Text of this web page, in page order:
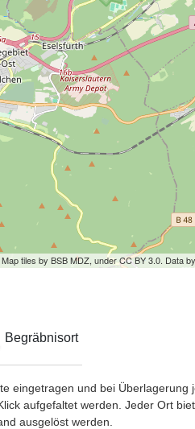
tiles by BSB MDZ, under CC BY 3.0. Data
Begräbnisort
eingetragen und bei Überlagerung
aufgefaltet werden. Jeder Ort
ausgelöst werden.